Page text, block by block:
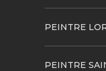
PEINTRE
PEINTRE